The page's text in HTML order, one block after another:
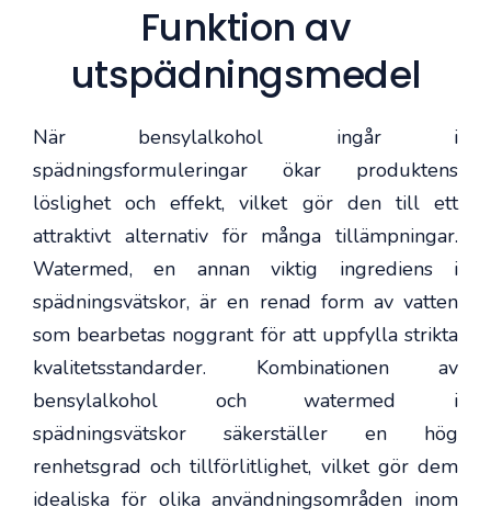
Funktion av
utspädningsmedel
När bensylalkohol ingår i
spädningsformuleringar ökar produktens
löslighet och effekt, vilket gör den till ett
attraktivt alternativ för många tillämpningar.
Watermed, en annan viktig ingrediens i
spädningsvätskor, är en renad form av vatten
som bearbetas noggrant för att uppfylla strikta
kvalitetsstandarder. Kombinationen av
bensylalkohol och watermed i
spädningsvätskor säkerställer en hög
renhetsgrad och tillförlitlighet, vilket gör dem
idealiska för olika användningsområden inom